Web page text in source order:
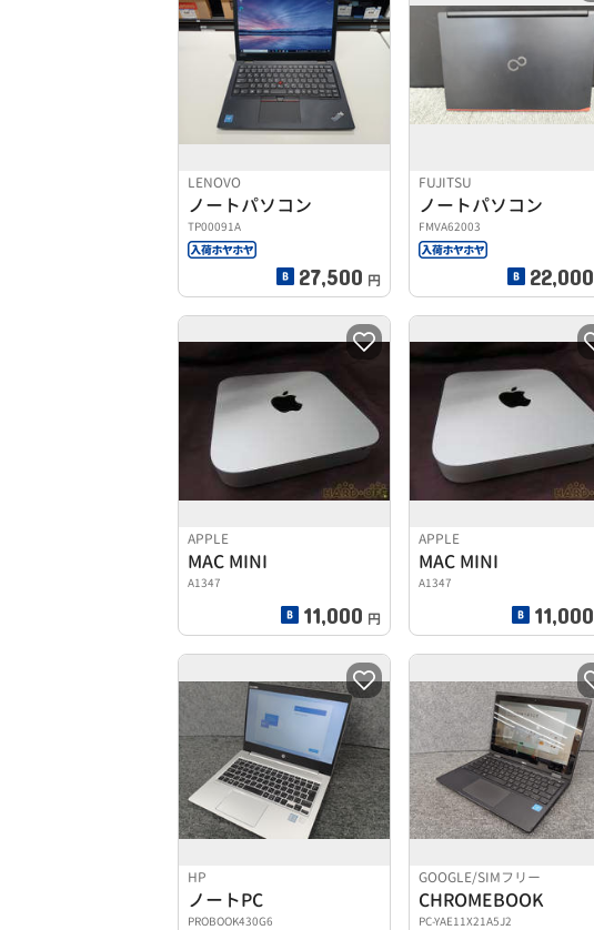
LENOVO
ノートパソコン
TP00091A
27,500 円
FUJITSU
ノートパソコン
FMVA62003
22,000
APPLE
MAC MINI
A1347
11,000 円
APPLE
MAC MINI
A1347
11,000
HP
ノートPC
PROBOOK430G6
GOOGLE/SIMフリー
CHROMEBOOK
PC-YAE11X21A5J2